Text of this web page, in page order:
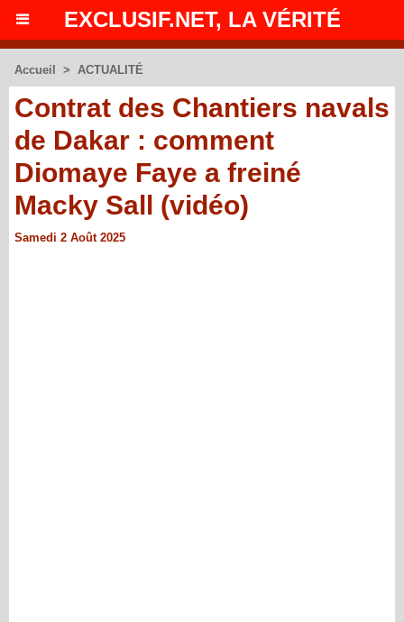
EXCLUSIF.NET, LA VÉRITÉ
Accueil > ACTUALITÉ
Contrat des Chantiers navals
de Dakar : comment
Diomaye Faye a freiné
Macky Sall (vidéo)
Samedi 2 Août 2025